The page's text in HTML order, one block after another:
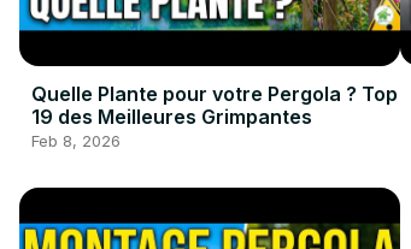
Quelle Plante pour votre Pergola ? Top
19 des Meilleures Grimpantes
Feb 8, 2026